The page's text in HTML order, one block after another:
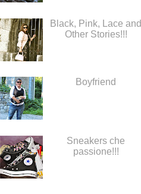
Black, Pink, Lace and
Other Stories!!!
Boyfriend
Sneakers che
passione!!!